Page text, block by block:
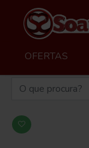
OFERTAS